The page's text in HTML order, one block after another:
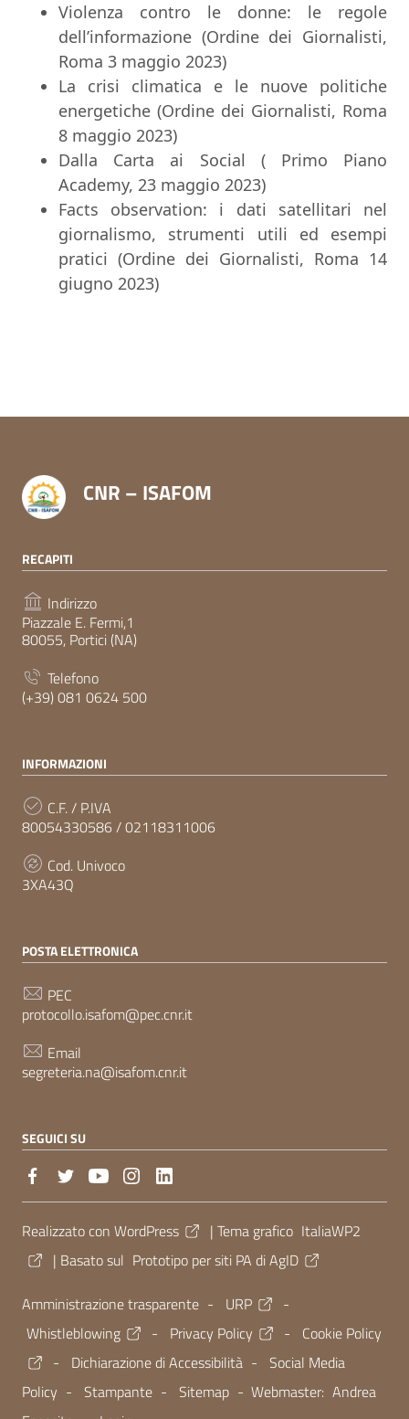
Violenza contro le donne: le regole
dell’informazione (Ordine dei Giornalisti,
Roma 3 maggio 2023)
La crisi climatica e le nuove politiche
energetiche (Ordine dei Giornalisti, Roma
8 maggio 2023)
Dalla Carta ai Social ( Primo Piano
Academy, 23 maggio 2023)
Facts observation: i dati satellitari nel
giornalismo, strumenti utili ed esempi
pratici (Ordine dei Giornalisti, Roma 14
giugno 2023)
CNR – ISAFOM
RECAPITI
Indirizzo
Piazzale E. Fermi,1
80055, Portici (NA)
Telefono
(+39) 081 0624 500
INFORMAZIONI
C.F. / P.IVA
80054330586 / 02118311006
Cod. Univoco
3XA43Q
POSTA ELETTRONICA
PEC
protocollo.isafom@pec.cnr.it
Email
segreteria.na@isafom.cnr.it
SEGUICI SU
Sezione Link Utili
Realizzato con WordPress | Tema grafico ItaliaWP2
| Basato sul Prototipo per siti PA di AgID
Amministrazione trasparente - URP
-
Whistleblowing
- Privacy Policy -
Cookie Policy
-
Dichiarazione di Accessibilità - Social Media
Policy - Stampante - Sitemap - Webmaster: Andrea